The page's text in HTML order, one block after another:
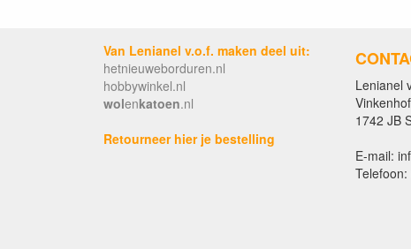
Van Lenianel v.o.f. maken deel uit:
hetnieuweborduren.nl
hobbywinkel.nl
wolenkatoen.nl
Retourneer hier je bestelling
Lenianel
1742 JB
E-mail: